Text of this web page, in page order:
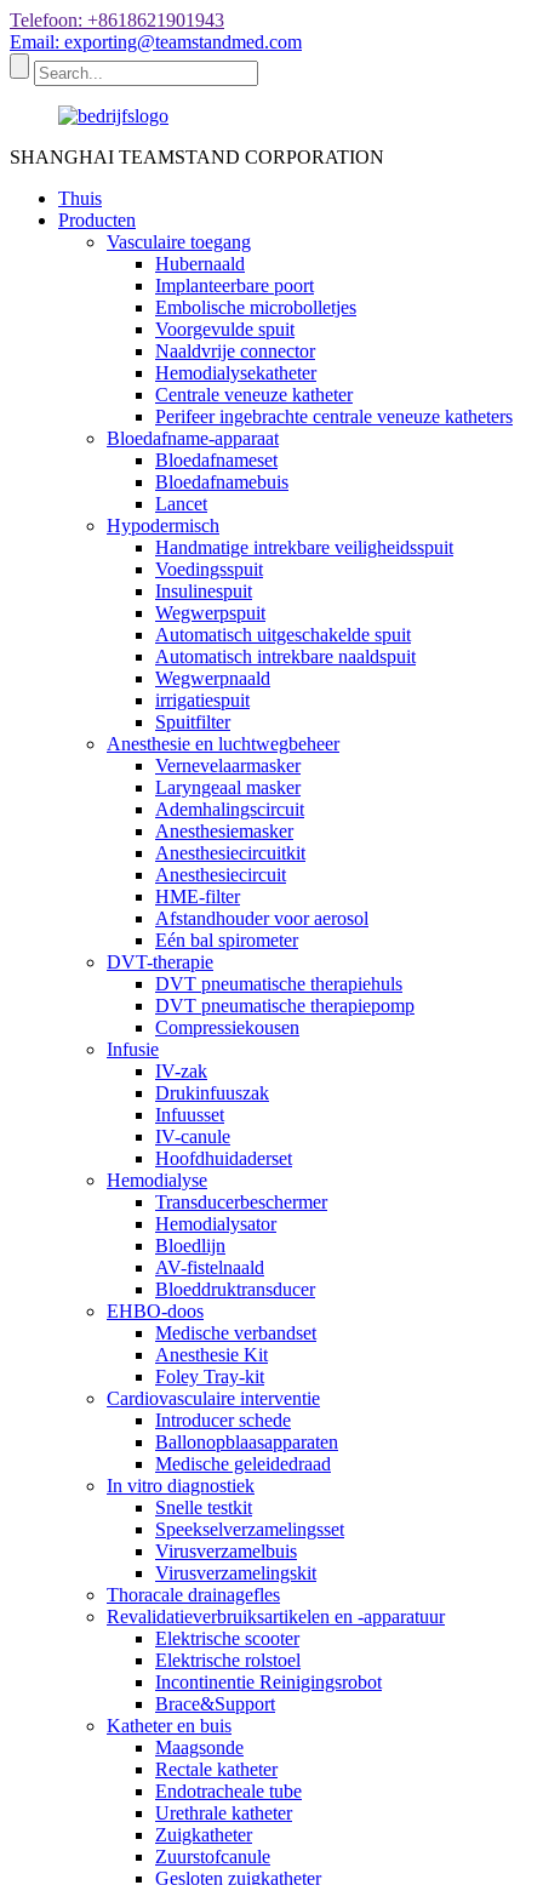
Telefoon: +8618621901943
Email: exporting@teamstandmed.com
SHANGHAI TEAMSTAND CORPORATION
Thuis
Producten
Vasculaire toegang
Hubernaald
Implanteerbare poort
Embolische microbolletjes
Voorgevulde spuit
Naaldvrije connector
Hemodialysekatheter
Centrale veneuze katheter
Perifeer ingebrachte centrale veneuze katheters
Bloedafname-apparaat
Bloedafnameset
Bloedafnamebuis
Lancet
Hypodermisch
Handmatige intrekbare veiligheidsspuit
Voedingsspuit
Insulinespuit
Wegwerpspuit
Automatisch uitgeschakelde spuit
Automatisch intrekbare naaldspuit
Wegwerpnaald
irrigatiespuit
Spuitfilter
Anesthesie en luchtwegbeheer
Vernevelaarmasker
Laryngeaal masker
Ademhalingscircuit
Anesthesiemasker
Anesthesiecircuitkit
Anesthesiecircuit
HME-filter
Afstandhouder voor aerosol
Eén bal spirometer
DVT-therapie
DVT pneumatische therapiehuls
DVT pneumatische therapiepomp
Compressiekousen
Infusie
IV-zak
Drukinfuuszak
Infuusset
IV-canule
Hoofdhuidaderset
Hemodialyse
Transducerbeschermer
Hemodialysator
Bloedlijn
AV-fistelnaald
Bloeddruktransducer
EHBO-doos
Medische verbandset
Anesthesie Kit
Foley Tray-kit
Cardiovasculaire interventie
Introducer schede
Ballonopblaasapparaten
Medische geleidedraad
In vitro diagnostiek
Snelle testkit
Speekselverzamelingsset
Virusverzamelbuis
Virusverzamelingskit
Thoracale drainagefles
Revalidatieverbruiksartikelen en -apparatuur
Elektrische scooter
Elektrische rolstoel
Incontinentie Reinigingsrobot
Brace&Support
Katheter en buis
Maagsonde
Rectale katheter
Endotracheale tube
Urethrale katheter
Zuigkatheter
Zuurstofcanule
Gesloten zuigkatheter